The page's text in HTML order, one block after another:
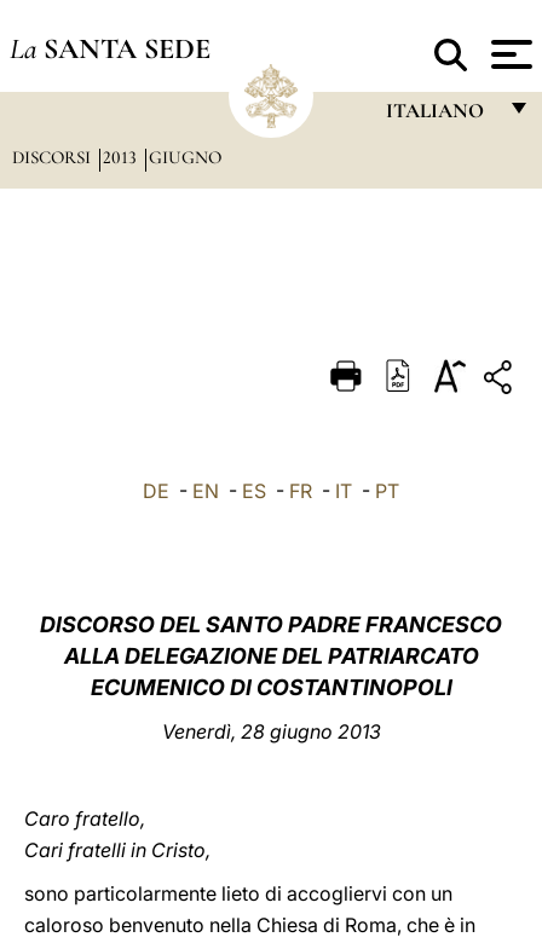
La SANTA SEDE
ITALIANO
DEUTSCH
العربيّة
DISCORSI 2013 GIUGNO
DE - EN - ES - FR - IT - PT
DISCORSO DEL SANTO PADRE FRANCESCO
ALLA DELEGAZIONE DEL PATRIARCATO
ECUMENICO DI COSTANTINOPOLI
Venerdì, 28 giugno 2013
Caro fratello,
Cari fratelli in Cristo,
sono particolarmente lieto di accogliervi con un
caloroso benvenuto nella Chiesa di Roma, che è in